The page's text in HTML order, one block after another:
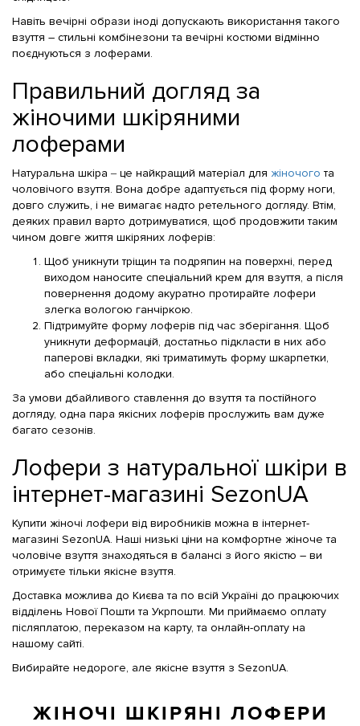
Навіть вечірні образи іноді допускають використання такого
взуття – стильні комбінезони та вечірні костюми відмінно
поєднуються з лоферами.
Правильний догляд за
жіночими шкіряними
лоферами
Натуральна шкіра ‒ це найкращий матеріал для жіночого та
чоловічого взуття. Вона добре адаптується під форму ноги,
довго служить, і не вимагає надто ретельного догляду. Втім,
деяких правил варто дотримуватися, щоб продовжити таким
чином довге життя шкіряних лоферів:
Щоб уникнути тріщин та подряпин на поверхні, перед
виходом наносите спеціальний крем для взуття, а після
повернення додому акуратно протирайте лофери
злегка вологою ганчіркою.
Підтримуйте форму лоферів під час зберігання. Щоб
уникнути деформацій, достатньо підкласти в них або
паперові вкладки, які триматимуть форму шкарпетки,
або спеціальні колодки.
За умови дбайливого ставлення до взуття та постійного
догляду, одна пара якісних лоферів прослужить вам дуже
багато сезонів.
Лофери з натуральної шкіри в
інтернет-магазині SezonUA
Купити жіночі лофери від виробників можна в інтернет-
магазині SezonUA. Наші низькі ціни на комфортне жіноче та
чоловіче взуття знаходяться в балансі з його якістю – ви
отримуєте тільки якісне взуття.
Доставка можлива до Києва та по всій Україні до працюючих
відділень Нової Пошти та Укрпошти. Ми приймаємо оплату
післяплатою, переказом на карту, та онлайн-оплату на
нашому сайті.
Вибирайте недороге, але якісне взуття з SezonUA.
ЖІНОЧІ ШКІРЯНІ ЛОФЕРИ